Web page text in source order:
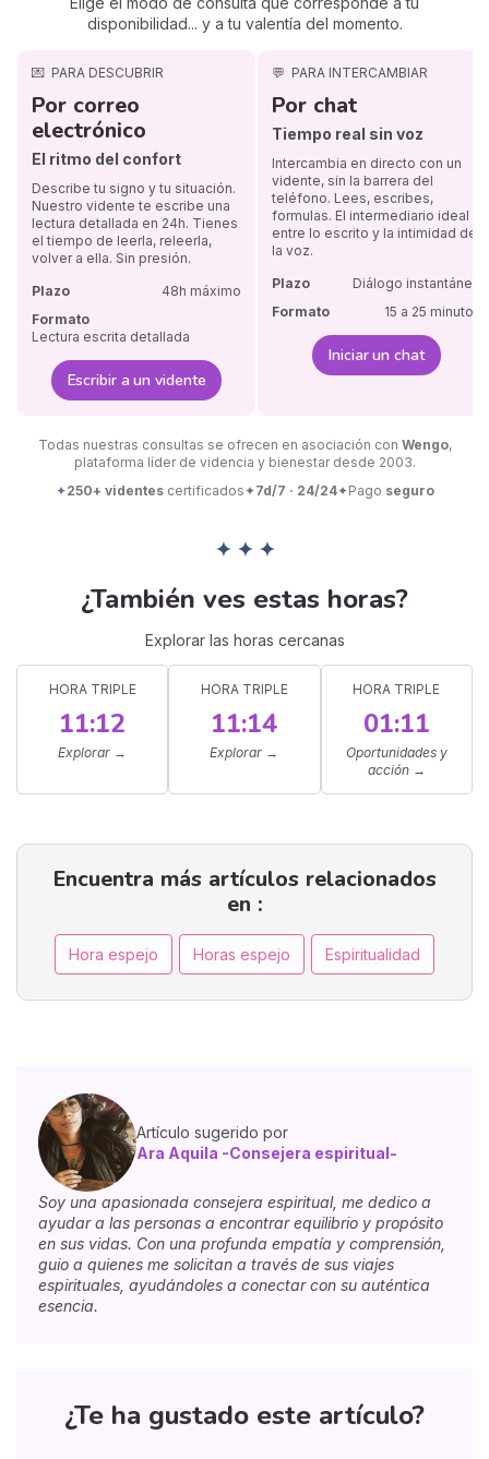
disponibilidad... y a tu valentía del momento.
💌 PARA DESCUBRIR
Por correo
electrónico
El ritmo del confort
Describe tu signo y tu situación.
Nuestro vidente te escribe una
lectura detallada en 24h. Tienes
el tiempo de leerla, releerla,
volver a ella. Sin presión.
Plazo
48h máximo
Formato
Lectura escrita detallada
Escribir a un vidente
💬 PARA INTERCAMBIAR
Por chat
Tiempo real sin voz
Intercambia en directo con un
vidente, sin la barrera del
teléfono. Lees, escribes,
formulas. El intermediario ideal
entre lo escrito y la intimidad de
la voz.
Plazo
Diálogo instantáneo
Formato
15 a 25 minutos
Iniciar un chat
Todas nuestras consultas se ofrecen en asociación con Wengo,
plataforma líder de videncia y bienestar desde 2003.
✦250+ videntescertificados✦7d/7 · 24/24✦Pago seguro
✦ ✦ ✦
¿También ves estas horas?
Explorar las horas cercanas
HORA TRIPLE
11:12
Explorar →
HORA TRIPLE
11:14
Explorar →
HORA TRIPLE
01:11
Oportunidades y
acción →
Encuentra más artículos relacionados
en :
Hora espejo Horas espejo Espiritualidad
Artículo sugerido por
Ara Aquila -Consejera espiritual-
Soy una apasionada consejera espiritual, me dedico a
ayudar a las personas a encontrar equilibrio y propósito
en sus vidas. Con una profunda empatía y comprensión,
guio a quienes me solicitan a través de sus viajes
espirituales, ayudándoles a conectar con su auténtica
esencia.
¿Te ha gustado este artículo?